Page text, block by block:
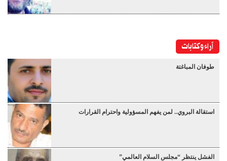
آراء وكتابات
طوفان المباغتة
استقالة البروي.. لمن يفهم المسؤولية واحترام القرارات
الفشل ينتظر “مجلس السلام العالمي”